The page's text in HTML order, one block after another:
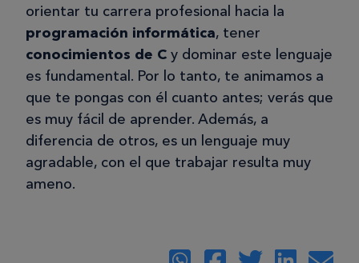
orientar tu carrera profesional hacia la
programación informática, tener
conocimientos de C y dominar este lenguaje
es fundamental. Por lo tanto, te animamos a
que te pongas con él cuanto antes; verás que
es muy fácil de aprender. Además, a
diferencia de otros, es un lenguaje muy
agradable, con el que trabajar resulta muy
ameno.